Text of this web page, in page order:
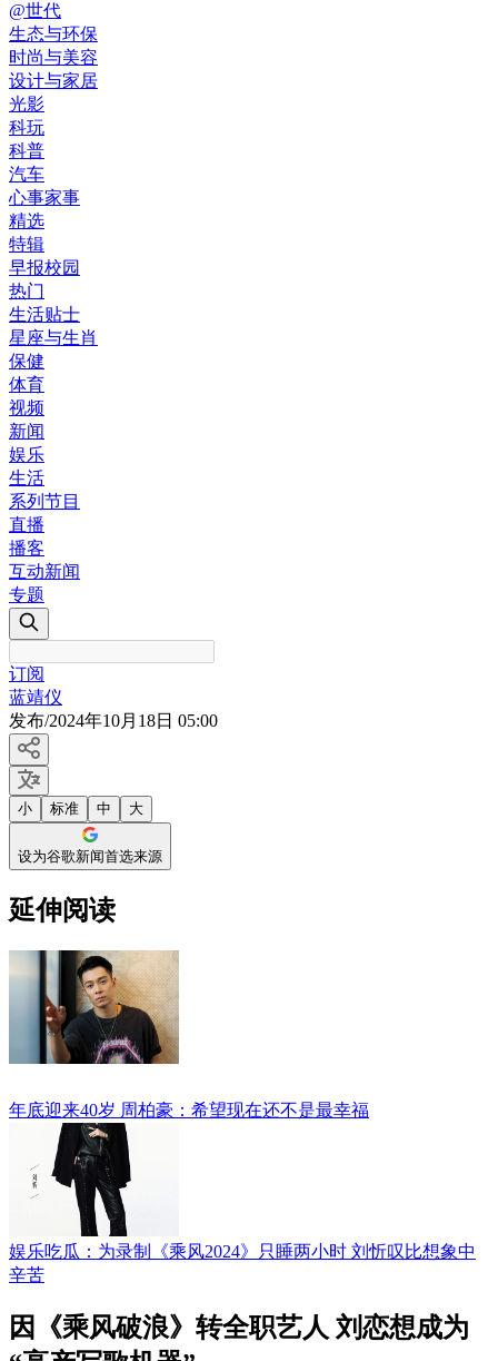
@世代
生态与环保
时尚与美容
设计与家居
光影
科玩
科普
汽车
心事家事
精选
特辑
早报校园
热门
生活贴士
星座与生肖
保健
体育
视频
新闻
娱乐
生活
系列节目
直播
播客
互动新闻
专题
订阅
蓝靖仪
发布/2024年10月18日 05:00
小 标准 中 大
设为谷歌新闻首选来源
延伸阅读
年底迎来40岁 周柏豪：希望现在还不是最幸福
娱乐吃瓜：为录制《乘风2024》只睡两小时 刘忻叹比想象中
辛苦
因《乘风破浪》转全职艺人 刘恋想成为